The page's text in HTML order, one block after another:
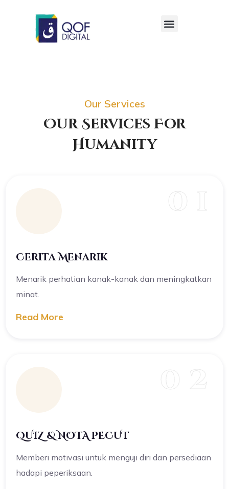
Our Services
Our Services For
Humanity
Cerita Menarik
Menarik perhatian kanak-kanak dan meningkatkan
minat.
Read More
QUIZ & NOTA PECUT
Memberi motivasi untuk menguji diri dan persediaan
hadapi peperiksaan.